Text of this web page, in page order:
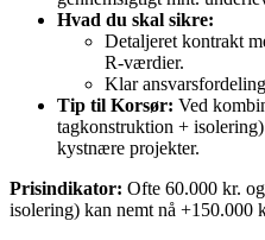
Hvad du skal sikre:
Detaljeret kontrakt
R‑værdier.
Klar
Tip til Korsør: Ved
tagkonstruktion +
kystnære projekter.
Prisindikator: Ofte 60.000 kr.
isolering) kan nemt nå +150.000